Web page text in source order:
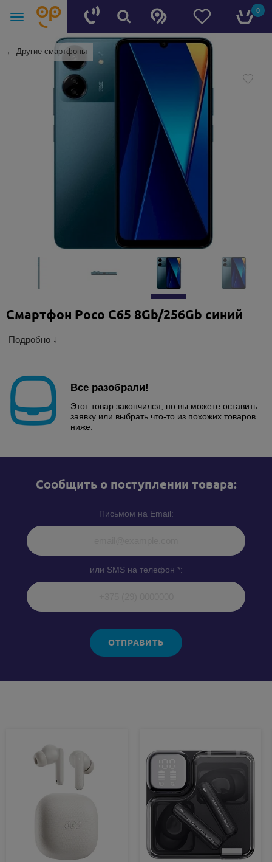
0
← Другие смартфоны
Смартфон Poco C65 8Gb/256Gb синий
Подробно ↓
Все разобрали!
Этот товар закончился, но вы можете оставить
заявку или выбрать что-то из похожих товаров
ниже.
Cообщить о поступлении товара:
Письмом на Email:
или SMS на телефон *:
ОТПРАВИТЬ